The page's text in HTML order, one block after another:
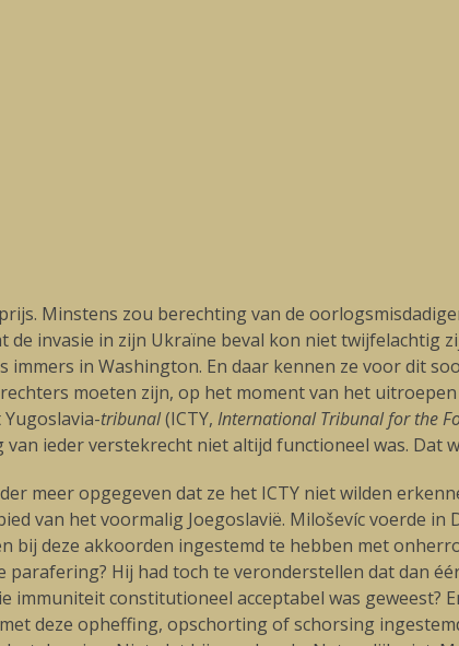
Minstens zou berechting van de
invasie in zijn Ukraïne beval kon niet twijfelachtig
immers in Washington. En daar kennen ze voor dit
moeten zijn, op het moment van het
tribunal(ICTY, International Tribunal for the
ieder verstekrecht niet altijd functioneel was. Dat
meer opgegeven dat ze het ICTY niet wilden
van het voormalig Joegoslavië. Miloševíc voerde
bij deze akkoorden ingestemd te hebben met
parafering? Hij had toch te veronderstellen dat dan
immuniteit constitutioneel acceptabel was geweest?
deze opheffing, opschorting of schorsing